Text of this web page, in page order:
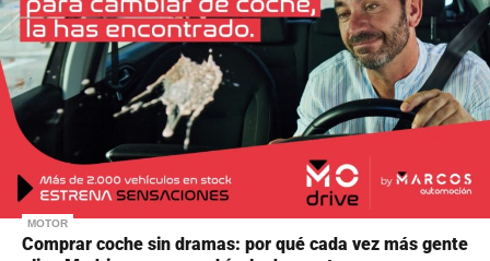
MOTOR
Comprar coche sin dramas: por qué cada vez más gente